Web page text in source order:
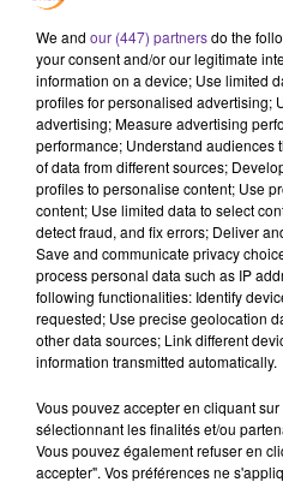
LE JOURNAL DU LIBAN DU
0:00
SUR LE MÊME SUJET
Liban-Israël
pour
We and our (447) partnersdo the
your consent and/or our legitimate
information on a device; Use limited
profiles for personalised advertising;
advertising; Measure advertising
performance; Understand audiences
of data from different sources;
profiles to personalise content; Use
content; Use limited data to select
detect fraud, and fix errors; Deliver
Save and communicate privacy
process personal data such as IP
following functionalities: Identify
requested; Use precise geolocation
other data sources; Link different
information transmitted automatically.
Vous pouvez accepter en cliquant
sélectionnant les finalités et/ou
Vous pouvez également refuser en
accepter". Vos préférences ne